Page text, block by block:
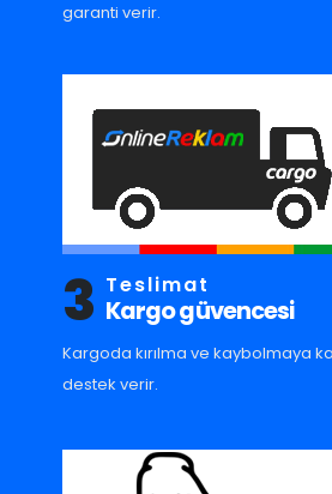
garanti verir.
3 Teslimat
Kargo güvencesi
Kargoda kırılma ve kaybolmaya
destek verir.